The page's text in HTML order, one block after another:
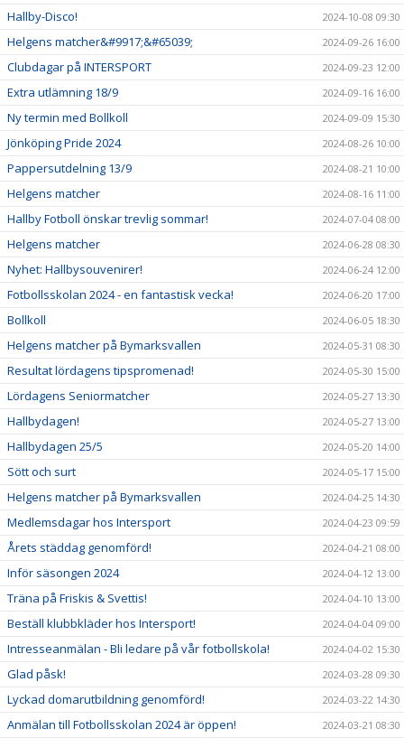
Hallby-Disco! 2024-10-08 09:30
Helgens matcher&#9917;&#65039; 2024-09-26 16:00
Clubdagar på INTERSPORT 2024-09-23 12:00
Extra utlämning 18/9 2024-09-16 16:00
Ny termin med Bollkoll 2024-09-09 15:30
Jönköping Pride 2024 2024-08-26 10:00
Pappersutdelning 13/9 2024-08-21 10:00
Helgens matcher 2024-08-16 11:00
Hallby Fotboll önskar trevlig sommar! 2024-07-04 08:00
Helgens matcher 2024-06-28 08:30
Nyhet: Hallbysouvenirer! 2024-06-24 12:00
Fotbollsskolan 2024 - en fantastisk vecka! 2024-06-20 17:00
Bollkoll 2024-06-05 18:30
Helgens matcher på Bymarksvallen 2024-05-31 08:30
Resultat lördagens tipspromenad! 2024-05-30 15:00
Lördagens Seniormatcher 2024-05-27 13:30
Hallbydagen! 2024-05-27 13:00
Hallbydagen 25/5 2024-05-20 14:00
Sött och surt 2024-05-17 15:00
Helgens matcher på Bymarksvallen 2024-04-25 14:30
Medlemsdagar hos Intersport 2024-04-23 09:59
Årets städdag genomförd! 2024-04-21 08:00
Inför säsongen 2024 2024-04-12 13:00
Träna på Friskis & Svettis! 2024-04-10 13:00
Beställ klubbkläder hos Intersport! 2024-04-04 09:00
Intresseanmälan - Bli ledare på vår fotbollskola! 2024-04-02 15:30
Glad påsk! 2024-03-28 09:30
Lyckad domarutbildning genomförd! 2024-03-22 14:30
Anmälan till Fotbollsskolan 2024 är öppen! 2024-03-21 08:30